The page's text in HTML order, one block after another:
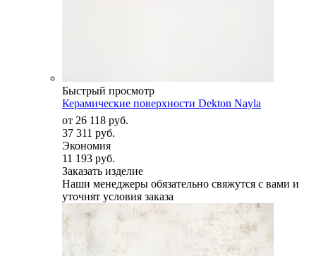
Быстрый просмотр
Керамические поверхности Dekton Nayla
от 26 118 руб.
37 311 руб.
Экономия
11 193 руб.
Заказать изделие
Наши менеджеры обязательно свяжутся с вами и
уточнят условия заказа